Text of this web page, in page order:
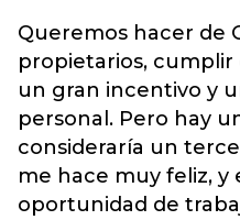
Queremos hacer de
propietarios,
un gran incentivo y
personal. Pero hay
consideraría un
me hace muy feliz, y
oportunidad de